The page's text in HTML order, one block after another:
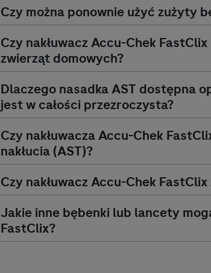
Czy można ponownie użyć zużyty
Czy nakłuwacz Accu-Chek
zwierząt domowych?
Dlaczego nasadka AST dostępna
jest w całości przezroczysta?
Czy nakłuwaczaAccu-Chek
nakłucia (AST)?
Czy nakłuwacz Accu-Chek
Jakie inne bębenki lub lancety
FastClix?